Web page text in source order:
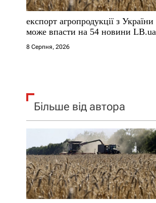
с
і
в
експорт агропродукції з України
може впасти на 54 новини LB.ua
8 Серпня, 2026
Більше від автора